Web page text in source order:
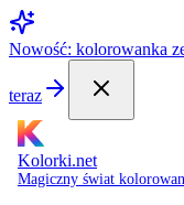
Nowość: kolorowanka
teraz
Kolorki.net
Magiczny świat